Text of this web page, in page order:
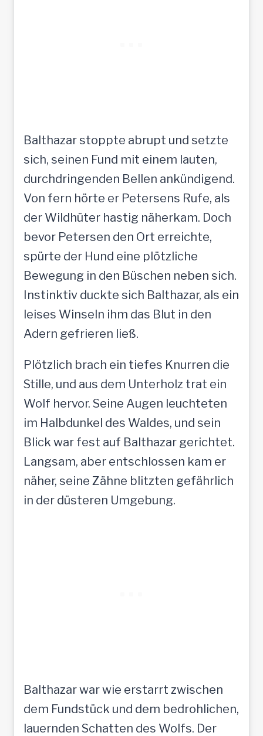
Balthazar stoppte abrupt und setzte
sich, seinen Fund mit einem lauten,
durchdringenden Bellen ankündigend.
Von fern hörte er Petersens Rufe, als
der Wildhüter hastig näherkam. Doch
bevor Petersen den Ort erreichte,
spürte der Hund eine plötzliche
Bewegung in den Büschen neben sich.
Instinktiv duckte sich Balthazar, als ein
leises Winseln ihm das Blut in den
Adern gefrieren ließ.
Plötzlich brach ein tiefes Knurren die
Stille, und aus dem Unterholz trat ein
Wolf hervor. Seine Augen leuchteten
im Halbdunkel des Waldes, und sein
Blick war fest auf Balthazar gerichtet.
Langsam, aber entschlossen kam er
näher, seine Zähne blitzten gefährlich
in der düsteren Umgebung.
Balthazar war wie erstarrt zwischen
dem Fundstück und dem bedrohlichen,
lauernden Schatten des Wolfs. Der